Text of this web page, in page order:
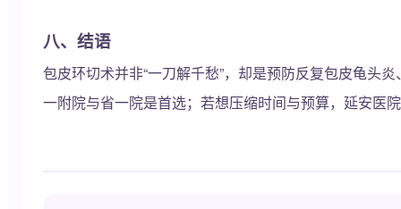
八、结语
包皮环切术并非“一刀解千愁”，却是预防反复包皮龟头
一附院与省一院是首选；若想压缩时间与预算，延安医